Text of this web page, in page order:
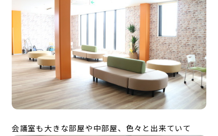
会議室も大きな部屋や中部屋、色々と出来ていて